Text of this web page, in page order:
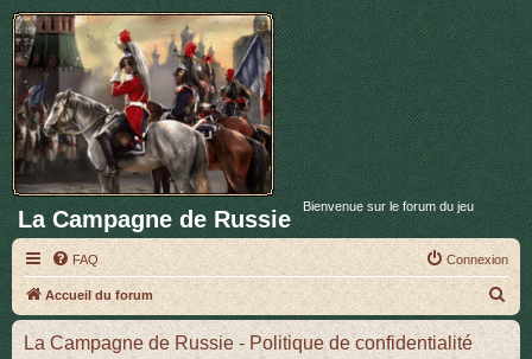
La Campagne de Russie Bienvenue sur le forum du jeu
FAQ Connexion
Accueil du forum
e
c
La Campagne de Russie - Politique de confidentialité